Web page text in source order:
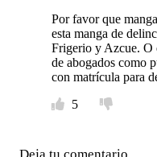
Por favor que
esta manga de
Frigerio y Azcue. O
de abogados como
con matrícula para
5